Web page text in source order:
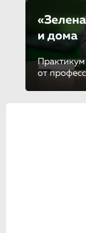
и дома
Практикум
от